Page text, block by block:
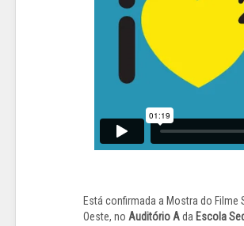
Está confirmada a Mostra do
Oeste, no Auditório Ada Escola